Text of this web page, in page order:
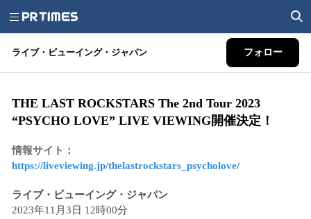
ライブ・ビューイング・ジャパン フォロー
THE LAST ROCKSTARS The 2nd Tour 2023
“PSYCHO LOVE” LIVE VIEWING開催決定！
情報サイト：
https://liveviewing.jp/thelastrockstars_psycholove/
ライブ・ビューイング・ジャパン
2023年11月3日 12時00分